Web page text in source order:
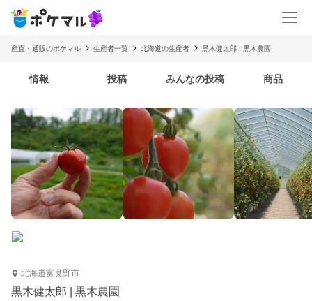
産直・通販のポケマル 生産者一覧 北海道の生産者 黒木健太郎 | 黒木農園
情報 投稿 みんなの投稿 商品
北海道富良野市
黒木健太郎 | 黒木農園